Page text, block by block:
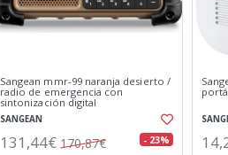
Sangean mmr-99 naranja desierto /
radio de emergencia con
sintonización digital
SANGEAN
131,44€ 170,87€ - 23%